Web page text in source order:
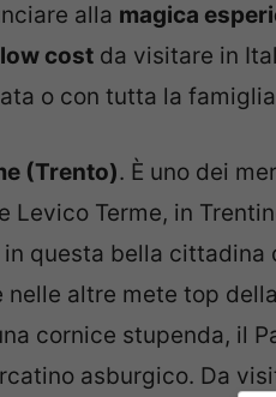
alla magica
low cost da visitare in
o con tutta la
(Trento). È uno dei
Levico Terme, in
questa bella cittadina
nelle altre mete top
cornice stupenda, il
asburgico. Da